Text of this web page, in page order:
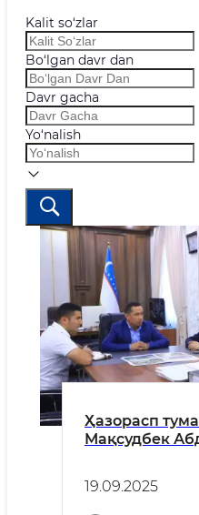
Kalit so‘zlar
Bo‘lgan davr dan
Davr gacha
Yo‘nalish
Ҳазорасп
Мақсудбек
19.09.2025